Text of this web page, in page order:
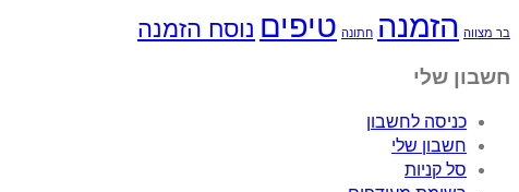
בר מצווה הזמנה חתונה טיפים נוסח הזמנה
חשבון שלי
כניסה לחשבון
חשבון שלי
סל קניות